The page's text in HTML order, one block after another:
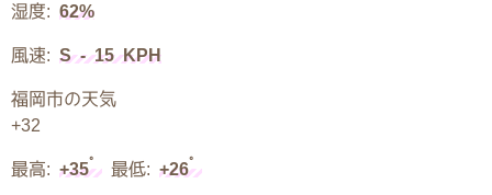
湿度: 62%
風速: S - 15 KPH
福岡市の天気
+32
最高: +35° 最低: +26°